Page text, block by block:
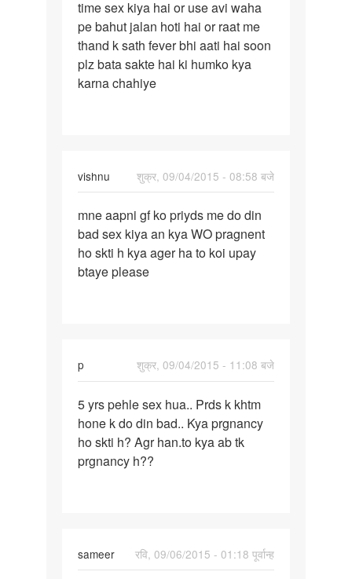
meri
gf
k
sath
uske
time sex kiya hai or use avi waha
pe bahut jalan hoti hai or raat me
thand k sath fever bhi aati hai soon
plz bata sakte hai ki humko kya
karna chahiye
vishnu
शुक्र, 09/04/2015 - 08:58 बजे
mne
aapni
gf
ko
mne aapni gf ko priyds me do din
bad sex kiya an kya WO pragnent
ho skti h kya ager ha to koi upay
btaye please
p
शुक्र, 09/04/2015 - 11:08 बजे
5
yrs
pehle
sex
5 yrs pehle sex hua.. Prds k khtm
hone k do din bad.. Kya prgnancy
ho skti h? Agr han.to kya ab tk
prgnancy h??
sameer
रवि, 09/06/2015 - 01:18 पूर्वान्ह